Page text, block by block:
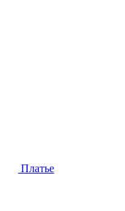
Платье